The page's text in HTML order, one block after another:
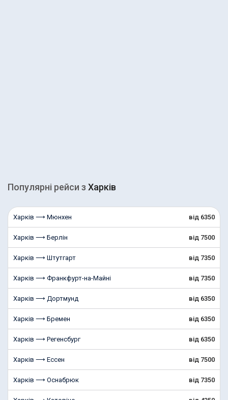
Популярні рейcи з Харків
Харків ⟶ Мюнхен від 6350
Харків ⟶ Берлін від 7500
Харків ⟶ Штутгарт від 7350
Харків ⟶ Франкфурт-на-Майні від 7350
Харків ⟶ Дортмунд від 6350
Харків ⟶ Бремен від 6350
Харків ⟶ Регенсбург від 6350
Харків ⟶ Ессен від 7500
Харків ⟶ Оснабрюк від 7350